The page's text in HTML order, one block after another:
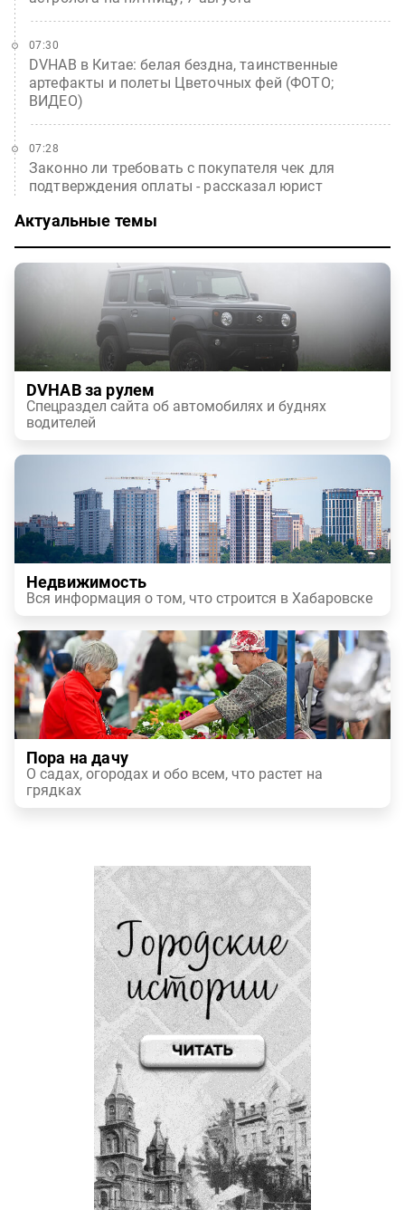
DVHAB в Китае: белая бездна, таинственные
артефакты и полеты Цветочных фей (ФОТО;
ВИДЕО)
07:30
Законно ли требовать с покупателя чек для
подтверждения оплаты - рассказал юрист
07:28
Актуальные темы
DVHAB за рулем
Спецраздел сайта об автомобилях и буднях
водителей
Недвижимость
Вся информация о том, что строится в Хабаровске
Пора на дачу
О садах, огородах и обо всем, что растет на
грядках